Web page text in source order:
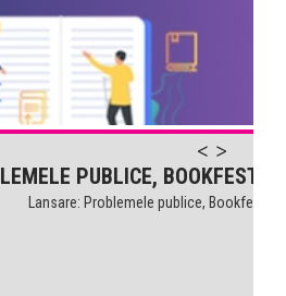
pentru sănătate...
PUBLICE, BOOKFEST
Lansare: Problemele publice, Bookfest